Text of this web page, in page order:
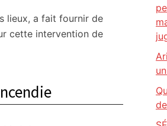
lieux, a fait fournir de
cette intervention de